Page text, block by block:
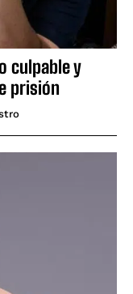
culpable y
prisión